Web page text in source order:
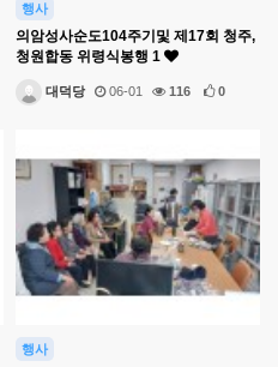
행사
의암성사순도104주기및 제17회 청주,
청원합동 위령식봉행 1
대덕당 06-01 116 0
행사